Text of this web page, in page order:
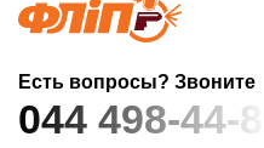
Есть вопросы? Звоните
044 498-44-89